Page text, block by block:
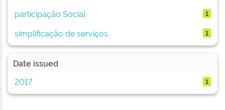
participação Social 1
simplificação de serviços 1
Date issued
2017
1